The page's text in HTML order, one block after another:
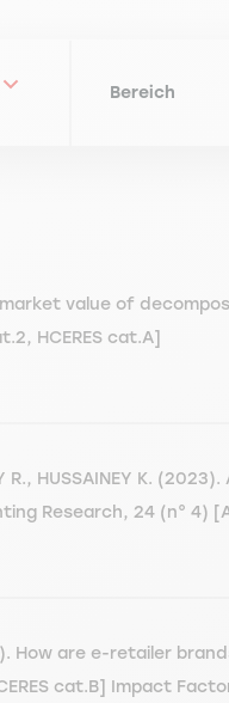
market value of
HCERES cat.A]
R., HUSSAINEY K.
Research, 24 (n° 4)
How are e-retailer
cat.B] Impact